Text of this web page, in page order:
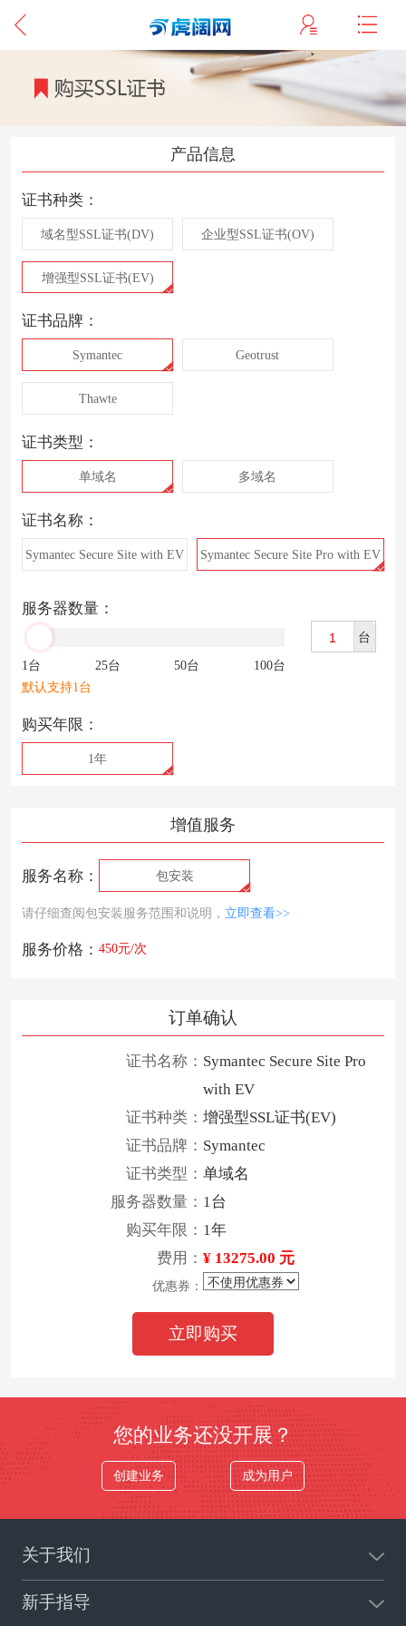
产品信息
证书种类：
域名型SSL证书(DV) 企业型SSL证书(OV)
增强型SSL证书(EV)
证书品牌：
Symantec Geotrust
Thawte
证书类型：
单域名 多域名
证书名称：
Symantec Secure Site with EV Symantec Secure Site Pro with EV
服务器数量：
台
1台
25台 50台
100台
默认支持1台
购买年限：
1年
增值服务
服务名称： 包安装
请仔细查阅包安装服务范围和说明， 立即查看>>
服务价格： 450元/次
订单确认
证书名称： Symantec Secure Site Pro
with EV
证书种类： 增强型SSL证书(EV)
证书品牌： Symantec
证书类型： 单域名
服务器数量： 1台
购买年限： 1年
费用： ¥ 13275.00 元
优惠券：
立即购买
您的业务还没开展？
创建业务 成为用户
关于我们
新手指导